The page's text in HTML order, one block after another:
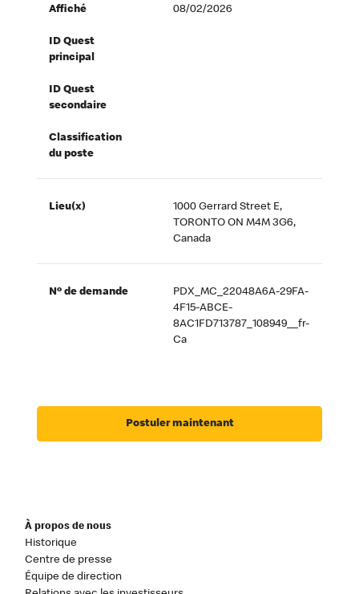
Affiché 08/02/2026
ID Quest
principal
ID Quest
secondaire
Classification
du poste
Lieu(x)
1000 Gerrard Street E,
TORONTO ON M4M 3G6,
Canada
Nº de demande
PDX_MC_22048A6A-29FA-
4F15-ABCE-
8AC1FD713787_108949__fr-
Ca
Postuler maintenant
À propos de nous
Historique
Centre de presse
Équipe de direction